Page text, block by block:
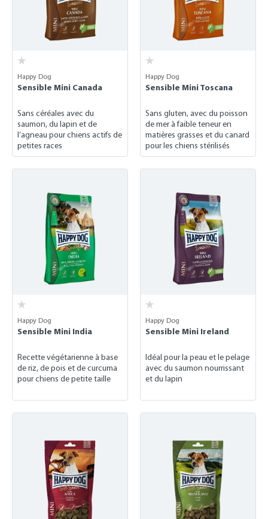
Happy Dog
Sensible Mini Canada
Sans céréales avec du
saumon, du lapin et de
l’agneau pour chiens actifs de
petites races
Happy Dog
Sensible Mini Toscana
Sans gluten, avec du poisson
de mer à faible teneur en
matières grasses et du canard
pour les chiens stérilisés
Happy Dog
Sensible Mini India
Recette végétarienne à base
de riz, de pois et de curcuma
pour chiens de petite taille
Happy Dog
Sensible Mini Ireland
Idéal pour la peau et le pelage
avec du saumon nourrissant
et du lapin